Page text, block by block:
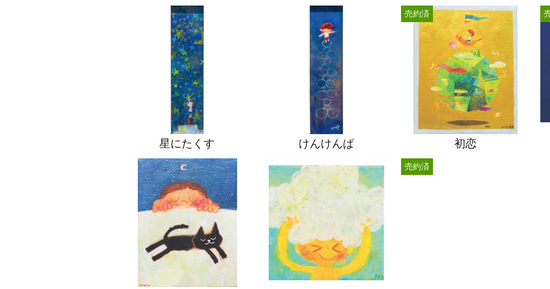
星にたくす けんけんぱ 初恋
売約済
売約済